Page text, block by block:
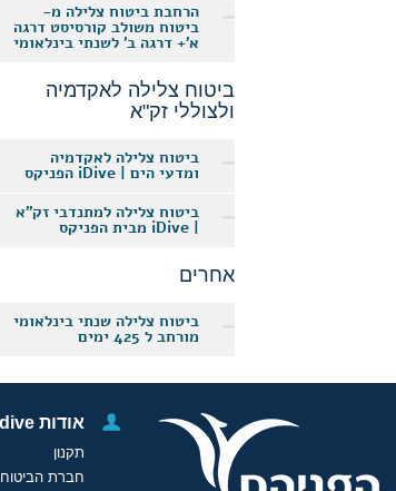
הרחבת ביטוח צלילה מ-
ביטוח משולב קורסיסט דרגה
א'+ דרגה ב' לשנתי בינלאומי
ביטוח צלילה לאקדמיה
ולצוללי זק"א
ביטוח צלילה לאקדמיה
ומדעי הים | iDive הפניקס
ביטוח צלילה למתנדבי זק"א
| iDive מבית הפניקס
אחרים
ביטוח צלילה שנתי בינלאומי
מורחב ל 425 ימים
אודות Idive
תקנון
חברת הביטוח